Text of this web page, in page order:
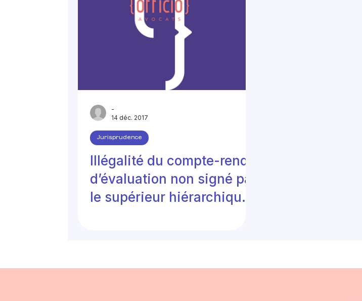
Illégalité du compte-rendu
d’évaluation non signé par
le supérieur hiérarchique
Jurisprudence
-
14 déc. 2017